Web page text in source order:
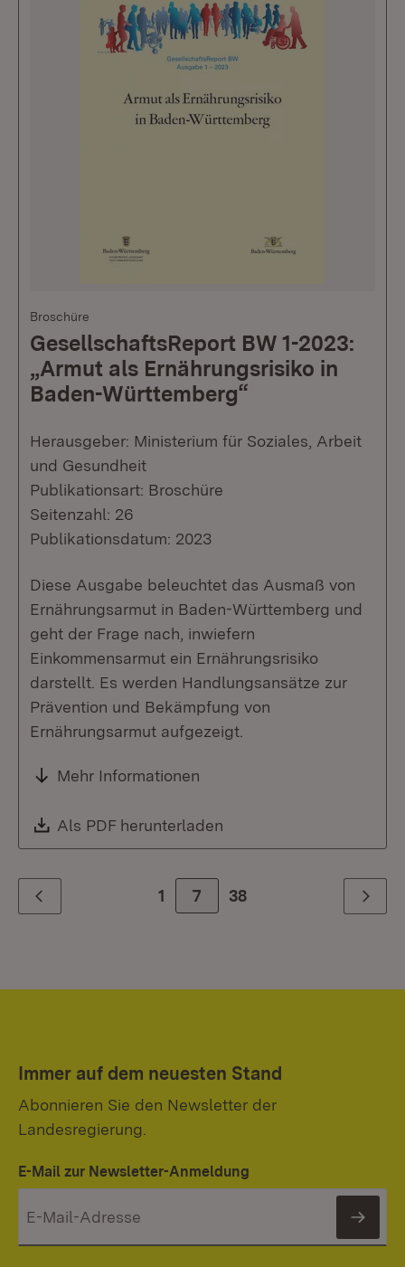
Broschüre
GesellschaftsReport BW 1-2023:
„Armut als Ernährungsrisiko in
Baden-Württemberg“
Herausgeber: Ministerium für Soziales, Arbeit
und Gesundheit
Publikationsart: Broschüre
Seitenzahl: 26
Publikationsdatum: 2023
Diese Ausgabe beleuchtet das Ausmaß von
Ernährungsarmut in Baden-Württemberg und
geht der Frage nach, inwiefern
Einkommensarmut ein Ernährungsrisiko
darstellt. Es werden Handlungsansätze zur
Prävention und Bekämpfung von
Ernährungsarmut aufgezeigt.
Mehr Informationen
Download:
Als PDF herunterladen
Zurück 1 Zur Seite
7 38 Weiter
Immer auf dem neuesten Stand
Abonnieren Sie den Newsletter der
Landesregierung.
E-Mail zur Newsletter-Anmeldung